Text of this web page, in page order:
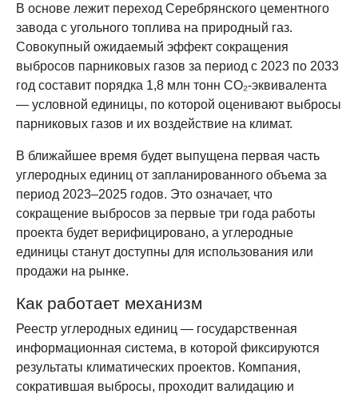
В основе лежит переход Серебрянского цементного
завода с угольного топлива на природный газ.
Совокупный ожидаемый эффект сокращения
выбросов парниковых газов за период с 2023 по 2033
год составит порядка 1,8 млн тонн CO₂-эквивалента
— условной единицы, по которой оценивают выбросы
парниковых газов и их воздействие на климат.
В ближайшее время будет выпущена первая часть
углеродных единиц от запланированного объема за
период 2023–2025 годов. Это означает, что
сокращение выбросов за первые три года работы
проекта будет верифицировано, а углеродные
единицы станут доступны для использования или
продажи на рынке.
Как работает механизм
Реестр углеродных единиц — государственная
информационная система, в которой фиксируются
результаты климатических проектов. Компания,
сократившая выбросы, проходит валидацию и